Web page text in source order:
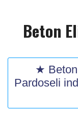
Beton
★ Beton
Pardoseli